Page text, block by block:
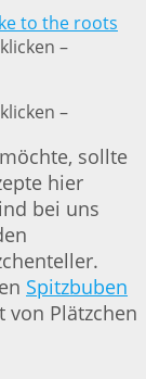
–
–
sollte
hier
bei uns
Spitzbuben
von Plätzchen